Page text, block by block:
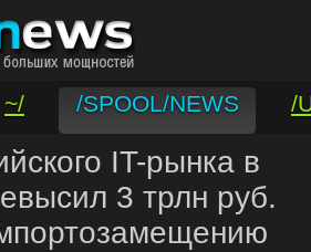
~/ /SPOOL/NEWS
/
IT-рынка в
3 трлн руб.